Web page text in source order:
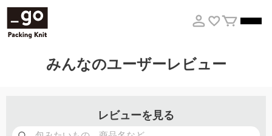
みんなのユーザーレビュー
レビューを見る